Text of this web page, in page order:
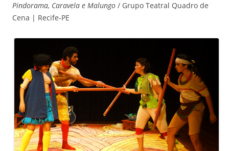
Pindorama, Caravela e Malungo / Grupo Teatral Quadro de
Cena | Recife-PE